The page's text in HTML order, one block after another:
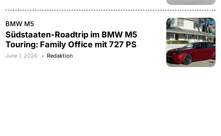
BMW M5
Südstaaten-Roadtrip im BMW M5
Touring: Family Office mit 727 PS
June 1, 2026 Redaktion